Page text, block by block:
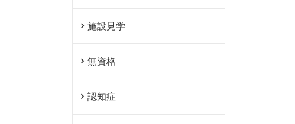
施設見学
無資格
認知症